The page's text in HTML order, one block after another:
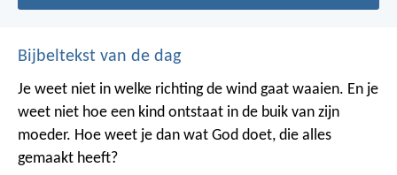
Bijbeltekst van de dag
Je weet niet in welke richting de wind gaat waaien. En je
weet niet hoe een kind ontstaat in de buik van zijn
moeder. Hoe weet je dan wat God doet, die alles
gemaakt heeft?